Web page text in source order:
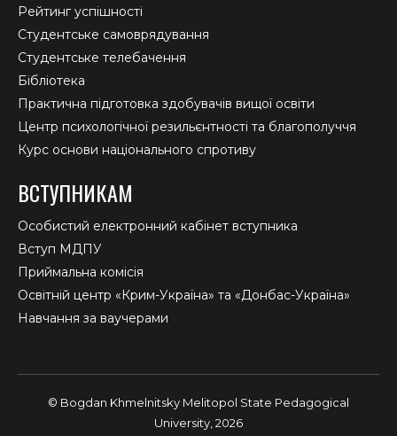
Рейтинг успішності
Студентське самоврядування
Студентське телебачення
Бібліотека
Практична підготовка здобувачів вищої освіти
Центр психологічної резильєнтності та благополуччя
Курс основи національного спротиву
ВСТУПНИКАМ
Особистий електронний кабінет вступника
Вступ МДПУ
Приймальна комісія
Освітній центр «Крим-Україна» та «Донбас-Україна»
Навчання за ваучерами
© Bogdan Khmelnitsky Melitopol State Pedagogical
University, 2026